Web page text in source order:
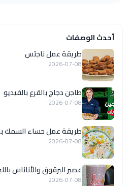
أحدث الوصفات
طريقة عمل ناجتس
2026-07-08
طاجن دجاج بالقرع بالفيديو
2026-07-08
طريقة عمل حساء السمك
2026-07-08
عصير البرقوق والأناناس
2026-07-08